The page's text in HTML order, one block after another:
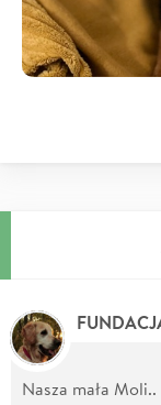
Nasza mała